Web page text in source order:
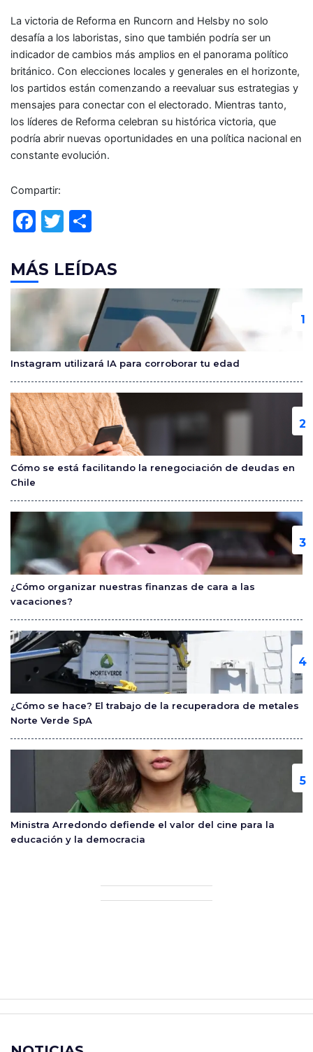
La victoria de Reforma en Runcorn and Helsby no solo
desafía a los laboristas, sino que también podría ser un
indicador de cambios más amplios en el panorama político
británico. Con elecciones locales y generales en el horizonte,
los partidos están comenzando a reevaluar sus estrategias y
mensajes para conectar con el electorado. Mientras tanto,
los líderes de Reforma celebran su histórica victoria, que
podría abrir nuevas oportunidades en una política nacional en
constante evolución.
Compartir:
F
c
e
b
o
o
k
T
itt
er
m
p
ar
tir
MÁS LEÍDAS
Instagram utilizará IA para corroborar tu edad
Cómo se está facilitando la renegociación de deudas en
Chile
¿Cómo organizar nuestras finanzas de cara a las
vacaciones?
¿Cómo se hace? El trabajo de la recuperadora de metales
Norte Verde SpA
Ministra Arredondo defiende el valor del cine para la
educación y la democracia